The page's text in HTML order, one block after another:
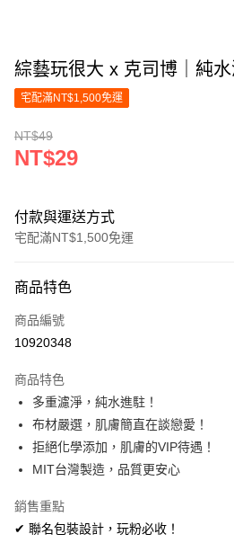
綜藝玩很大 x 克司博｜純
宅配滿NT$1,500免運
NT$49
NT$29
付款與運送方式
宅配滿NT$1,500免運
信用卡一次付款
LINE Pay
街口支付
悠遊付
全盈+PAY
AFTEE先享後付
相關說明
商品特色
商品編號
10920348
商品特色
多重濾淨，純水進駐！
布材嚴選，肌膚簡直在談戀愛！
拒絕化學添加，肌膚的VIP待遇！
MIT台灣製造，品質更安心
銷售重點
✔ 聯名包裝設計，玩粉必收！